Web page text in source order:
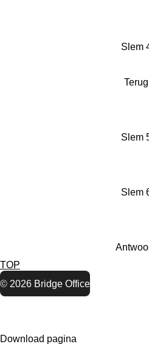
Slem
Terug
Slem
Slem
TOP
© 2026 Bridge Office
Download pagina